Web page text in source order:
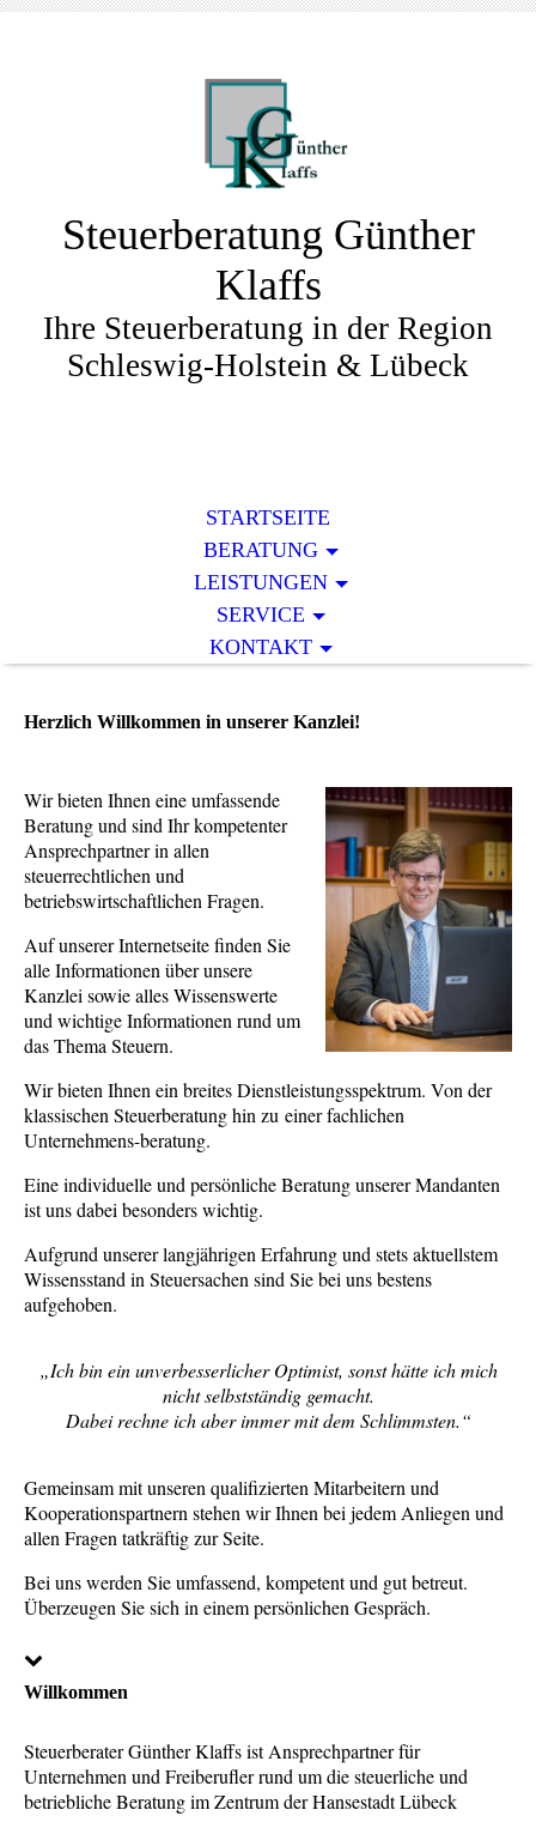
Steuerberatung Günther
Klaffs
Ihre Steuerberatung in der Region
Schleswig-Holstein & Lübeck
STARTSEITE
BERATUNG
LEISTUNGEN
SERVICE
KONTAKT
Herzlich Willkommen in unserer Kanzlei!
Wir bieten Ihnen eine umfassende
Beratung und sind Ihr kompetenter
Ansprechpartner in allen
steuerrechtlichen und
betriebswirtschaftlichen Fragen.
Auf unserer Internetseite finden Sie
alle Informationen über unsere
Kanzlei sowie alles Wissenswerte
und wichtige Informationen rund um
das Thema Steuern.
Wir bieten Ihnen ein breites Dienstleistungsspektrum. Von der
klassischen Steuerberatung hin zu einer fachlichen
Unternehmens-beratung.
Eine individuelle und persönliche Beratung unserer Mandanten
ist uns dabei besonders wichtig.
Aufgrund unserer langjährigen Erfahrung und stets aktuellstem
Wissensstand in Steuersachen sind Sie bei uns bestens
aufgehoben.
„Ich bin ein unverbesserlicher Optimist, sonst hätte ich mich
nicht selbstständig gemacht.
Dabei rechne ich aber immer mit dem Schlimmsten.“
Gemeinsam mit unseren qualifizierten Mitarbeitern und
Kooperationspartnern stehen wir Ihnen bei jedem Anliegen und
allen Fragen tatkräftig zur Seite.
Bei uns werden Sie umfassend, kompetent und gut betreut.
Überzeugen Sie sich in einem persönlichen Gespräch.
Willkommen
Steuerberater Günther Klaffs ist Ansprechpartner für
Unternehmen und Freiberufler rund um die steuerliche und
betriebliche Beratung im Zentrum der Hansestadt Lübeck